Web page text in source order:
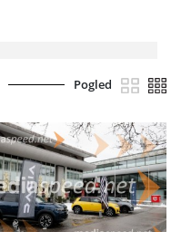
Pogled